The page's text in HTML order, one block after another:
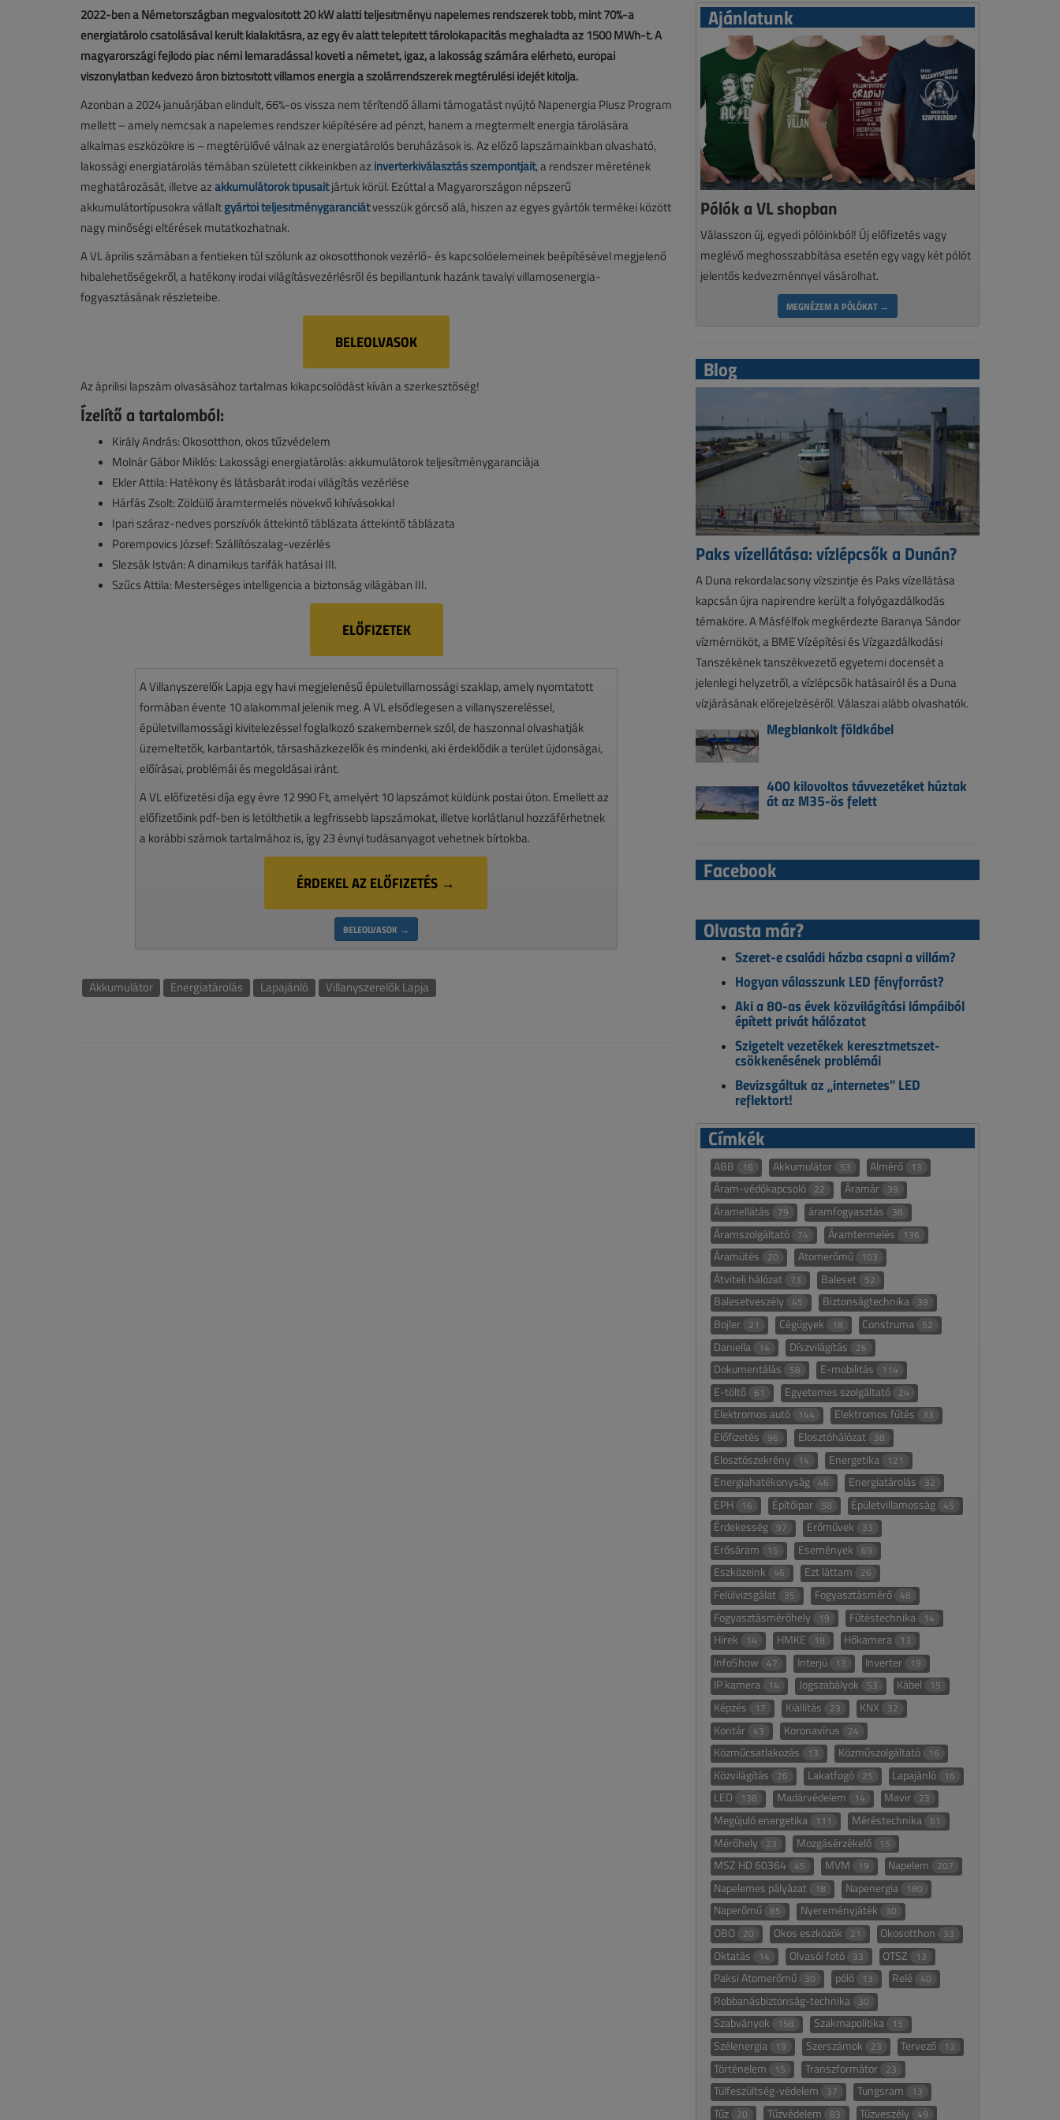
2022-ben a Németországban megvalósított 20 kW alatti teljesítményű napelemes rendszerek több, mint 70%-a
energiatároló csatolásával került kialakításra, az egy év alatt telepített tárolókapacitás meghaladta az 1500 MWh-t. A
magyarországi fejlődő piac némi lemaradással követi a németet, igaz, a lakosság számára elérhető, európai
viszonylatban kedvező áron biztosított villamos energia a szolárrendszerek megtérülési idejét kitolja.
Azonban a 2024 januárjában elindult, 66%-os vissza nem térítendő állami támogatást nyújtó Napenergia Plusz Program
mellett – amely nemcsak a napelemes rendszer kiépítésére ad pénzt, hanem a megtermelt energia tárolására
alkalmas eszközökre is – megtérülővé válnak az energiatárolós beruházások is. Az előző lapszámainkban olvasható,
lakossági energiatárolás témában született cikkeinkben az inverterkiválasztás szempontjait, a rendszer méretének
meghatározását, illetve azakkumulátorok típusaitjártuk körül. Ezúttal a Magyarországon népszerű
akkumulátortípusokra vállaltgyártói teljesítménygaranciátvesszük górcső alá, hiszen az egyes gyártók termékei között
nagy minőségi eltérések mutatkozhatnak.
A VL április számában a fentieken túl szólunk az okosotthonok vezérlő- és kapcsolóelemeinek beépítésével megjelenő
hibalehetőségekről, a hatékony irodai világításvezérlésről és bepillantunk hazánk tavalyi villamosenergia-
fogyasztásának részleteibe.
BELEOLVASOK
Az áprilisi lapszám olvasásához tartalmas kikapcsolódást kíván a szerkesztőség!
Ízelítő a tartalomból:
Király András: Okosotthon, okos tűzvédelem
Molnár Gábor Miklós: Lakossági energiatárolás: akkumulátorok teljesítménygaranciája
Ekler Attila: Hatékony és látásbarát irodai világítás vezérlése
Hárfás Zsolt: Zöldülő áramtermelés növekvő kihívásokkal
Ipari száraz-nedves porszívók áttekintő táblázata áttekintő táblázata
Porempovics József: Szállítószalag-vezérlés
Slezsák István: A dinamikus tarifák hatásai III.
Szűcs Attila: Mesterséges intelligencia a biztonság világában III.
ELŐFIZETEK
A Villanyszerelők Lapja egy havi megjelenésű épületvillamossági szaklap, amely nyomtatott
formában évente 10 alakommal jelenik meg. A VL elsődlegesen a villanyszereléssel,
épületvillamossági kivitelezéssel foglalkozó szakembernek szól, de haszonnal olvashatják
üzemeltetők, karbantartók, társasházkezelők és mindenki, aki érdeklődik a terület újdonságai,
előírásai, problémái és megoldásai iránt.
A VL előfizetési díja egy évre 12 990 Ft, amelyért 10 lapszámot küldünk postai úton. Emellett az
előfizetőink pdf-ben is letölthetik a legfrissebb lapszámokat, illetve korlátlanul hozzáférhetnek
a korábbi számok tartalmához is, így 23 évnyi tudásanyagot vehetnek bírtokba.
ÉRDEKEL AZ ELŐFIZETÉS →
BELEOLVASOK →
Akkumulátor Energiatárolás Lapajánló Villanyszerelők Lapja
Ajánlatunk
Pólók a VL shopban
Válasszon új, egyedi pólóinkból! Új előfizetés vagy
meglévő meghosszabbítása esetén egy vagy két pólót
jelentős kedvezménnyel vásárolhat.
MEGNÉZEM A PÓLÓKAT →
Blog
Paks vízellátása: vízlépcsők a Dunán?
A Duna rekordalacsony vízszintje és Paks vízellátása
kapcsán újra napirendre került a folyógazdálkodás
témaköre. A Másfélfok megkérdezte Baranya Sándor
vízmérnököt, a BME Vízépítési és Vízgazdálkodási
Tanszékének tanszékvezető egyetemi docensét a
jelenlegi helyzetről, a vízlépcsők hatásairól és a Duna
vízjárásának előrejelzéséről. Válaszai alább olvashatók.
Megblankolt földkábel
400 kilovoltos távvezetéket húztak
át az M35-ös felett
Facebook
Olvasta már?
Szeret-e családi házba csapni a villám?
Hogyan válasszunk LED fényforrást?
Aki a 80-as évek közvilágítási lámpáiból
épített privát hálózatot
Szigetelt vezetékek keresztmetszet-
csökkenésének problémái
Bevizsgáltuk az „internetes” LED
reflektort!
Címkék
ABB 16 Akkumulátor 53 Almérő 13
Áram-védőkapcsoló 22 Áramár 39
Áramellátás 79 áramfogyasztás 38
Áramszolgáltató 74 Áramtermelés 136
Áramütés 20 Atomerőmű 103
Átviteli hálózat 73 Baleset 52
Balesetveszély 45 Biztonságtechnika 39
Bojler 21 Cégügyek 18 Construma 52
Daniella 14 Díszvilágítás 26
Dokumentálás 58 E-mobilitás 114
E-töltő 61 Egyetemes szolgáltató 24
Elektromos autó 144 Elektromos fűtés 33
Előfizetés 96 Elosztóhálózat 38
Elosztószekrény 14 Energetika 121
Energiahatékonyság 46 Energiatárolás 32
EPH 16 Építőipar 58 Épületvillamosság 45
Érdekesség 97 Erőművek 33
Erősáram 15 Események 69
Eszközeink 46 Ezt láttam 26
Felülvizsgálat 35 Fogyasztásmérő 48
Fogyasztásmérőhely 19 Fűtéstechnika 14
Hírek 14 HMKE 18 Hőkamera 13
InfoShow 47 Interjú 13 Inverter 19
IP kamera 14 Jogszabályok 53 Kábel 15
Képzés 17 Kiállítás 23 KNX 32
Kontár 43 Koronavírus 24
Közműcsatlakozás 13 Közműszolgáltató 16
Közvilágítás 26 Lakatfogó 25 Lapajánló 16
LED 138 Madárvédelem 14 Mavir 23
Megújuló energetika 111 Méréstechnika 61
Mérőhely 23 Mozgásérzékelő 15
MSZ HD 60364 45 MVM 19 Napelem 207
Napelemes pályázat 18 Napenergia 180
Naperőmű 85 Nyereményjáték 30
OBO 20 Okos eszközök 21 Okosotthon 33
Oktatás 14 Olvasói fotó 33 OTSZ 13
Paksi Atomerőmű 30 póló 13 Relé 40
Robbanásbiztonság-technika 30
Szabványok 158 Szakmapolitika 15
Szélenergia 19 Szerszámok 23 Tervező 13
Történelem 15 Transzformátor 23
Túlfeszültség-védelem 37 Tungsram 13
Tűz 20 Tűzvédelem 83 Tűzveszély 49